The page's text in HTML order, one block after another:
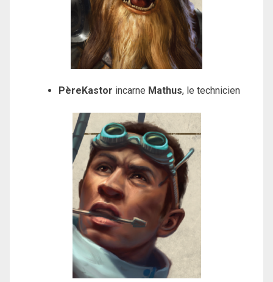
PèreKastor incarne Mathus, le technicien